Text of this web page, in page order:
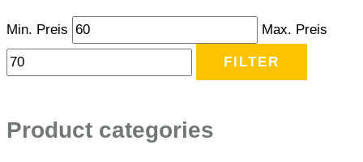
Min. Preis Max. Preis
FILTER
Product categories